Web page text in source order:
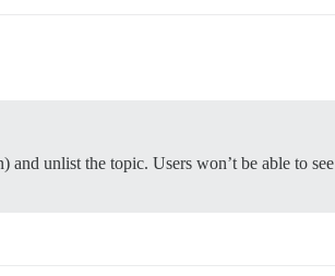
and unlist the topic. Users won’t be able to see